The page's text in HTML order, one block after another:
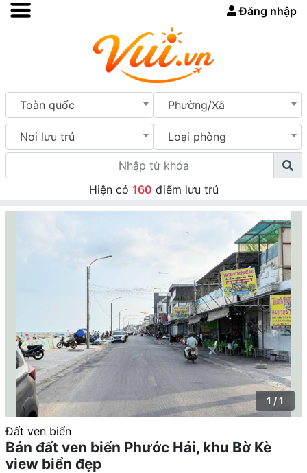
Đăng nhập
Toàn quốc Phường/Xã
Nơi lưu trú Loại phòng
Hiện có 160 điểm lưu trú
1 / 1
Đất ven biển
Bán đất ven biển Phước Hải, khu Bờ Kè
view biển đẹp